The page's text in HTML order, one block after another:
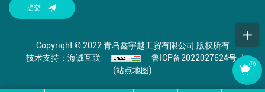
(0)
提交
Copyright © 2022 青岛鑫宇越工贸有限公司 版权所有
技术支持：海诚互联
鲁ICP备2022027624号-1
(站点地图)